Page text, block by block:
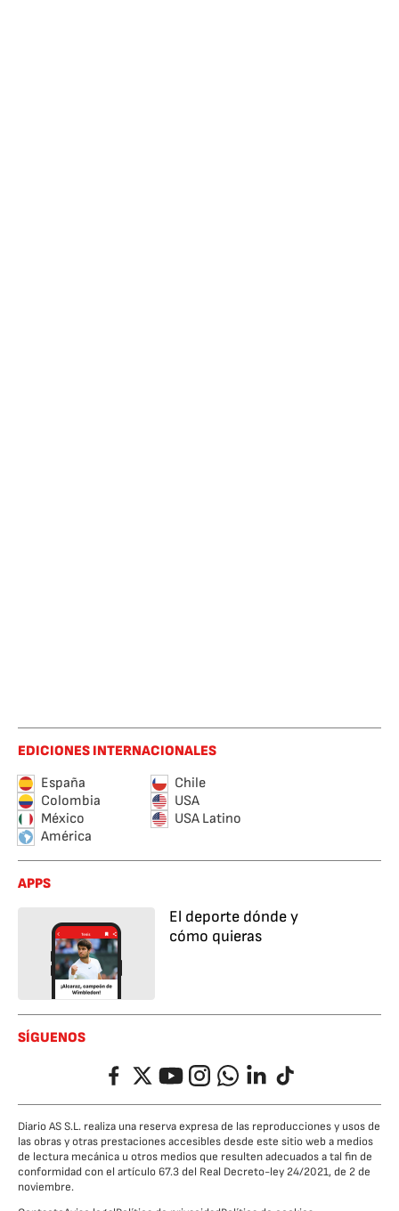
EDICIONES INTERNACIONALES
España
Chile
Colombia
USA
México
USA Latino
América
APPS
El deporte dónde y
cómo quieras
SÍGUENOS
FacebookTwitterYouTubeInstagramWhatsappLinkedIn
TikTok
Diario AS S.L. realiza una reserva expresa de las reproducciones y usos de
las obras y otras prestaciones accesibles desde este sitio web a medios
de lectura mecánica u otros medios que resulten adecuados a tal fin de
conformidad con el artículo 67.3 del Real Decreto-ley 24/2021, de 2 de
noviembre.